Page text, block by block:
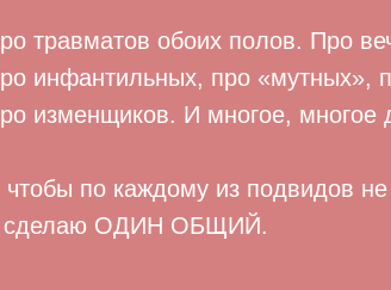
травматов обоих полов. Про
инфантильных, про «мутных»,
изменщиков. И многое, многое
чтобы по каждому из подвидов
сделаю ОДИН ОБЩИЙ.